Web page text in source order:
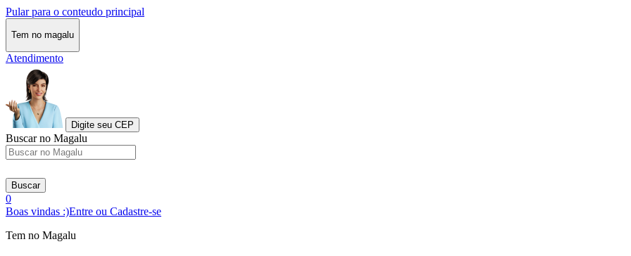
Pular para o conteudo principal
Tem no magalu
Atendimento
Digite seu CEP
Buscar no Magalu
Buscar
0
Boas vindas :)Entre ou Cadastre-se
Tem no Magalu